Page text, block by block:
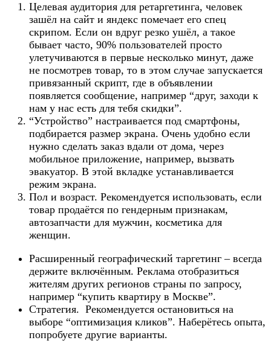
Целевая аудитория для ретаргетинга, человек
зашёл на сайт и яндекс помечает его спец
скрипом. Если он вдруг резко ушёл, а такое
бывает часто, 90% пользователей просто
улетучиваются в первые несколько минут, даже
не посмотрев товар, то в этом случае запускается
привязанный скрипт, где в объявлении
появляется сообщение, например “друг, заходи к
нам у нас есть для тебя скидки”.
“Устройство” настраивается под смартфоны,
подбирается размер экрана. Очень удобно если
нужно сделать заказ вдали от дома, через
мобильное приложение, например, вызвать
эвакуатор. В этой вкладке устанавливается
режим экрана.
Пол и возраст. Рекомендуется использовать, если
товар продаётся по гендерным признакам,
автозапчасти для мужчин, косметика для
женщин.
Расширенный географический таргетинг – всегда
держите включённым. Реклама отобразиться
жителям других регионов страны по запросу,
например “купить квартиру в Москве”.
Стратегия. Рекомендуется остановиться на
выборе “оптимизация кликов”. Наберётесь опыта,
попробуете другие варианты.